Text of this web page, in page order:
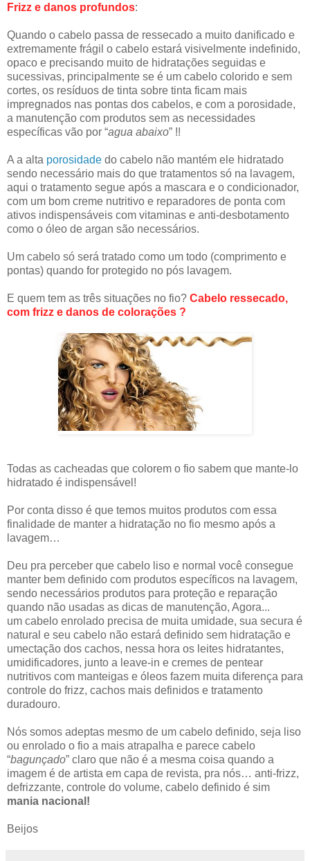
Frizz e danos profundos:
Quando o cabelo passa de ressecado a muito danificado e
extremamente frágil o cabelo estará visivelmente indefinido,
opaco e precisando muito de hidratações seguidas e
sucessivas, principalmente se é um cabelo colorido e sem
cortes, os resíduos de tinta sobre tinta ficam mais
impregnados nas pontas dos cabelos, e com a porosidade,
a manutenção com produtos sem as necessidades
específicas vão por “agua abaixo” !!
A a alta porosidade do cabelo não mantém ele hidratado
sendo necessário mais do que tratamentos só na lavagem,
aqui o tratamento segue após a mascara e o condicionador,
com um bom creme nutritivo e reparadores de ponta com
ativos indispensáveis com vitaminas e anti-desbotamento
como o óleo de argan são necessários.
Um cabelo só será tratado como um todo (comprimento e
pontas) quando for protegido no pós lavagem.
E quem tem as três situações no fio? Cabelo ressecado,
com frizz e danos de colorações ?
Todas as cacheadas que colorem o fio sabem que mante-lo
hidratado é indispensável!
Por conta disso é que temos muitos produtos com essa
finalidade de manter a hidratação no fio mesmo após a
lavagem…
Deu pra perceber que cabelo liso e normal você consegue
manter bem definido com produtos específicos na lavagem,
sendo necessários produtos para proteção e reparação
quando não usadas as dicas de manutenção, Agora...
um cabelo enrolado precisa de muita umidade, sua secura é
natural e seu cabelo não estará definido sem hidratação e
umectação dos cachos, nessa hora os leites hidratantes,
umidificadores, junto a leave-in e cremes de pentear
nutritivos com manteigas e óleos fazem muita diferença para
controle do frizz, cachos mais definidos e tratamento
duradouro.
Nós somos adeptas mesmo de um cabelo definido, seja liso
ou enrolado o fio a mais atrapalha e parece cabelo
“bagunçado” claro que não é a mesma coisa quando a
imagem é de artista em capa de revista, pra nós… anti-frizz,
defrizzante, controle do volume, cabelo definido é sim
mania nacional!
Beijos